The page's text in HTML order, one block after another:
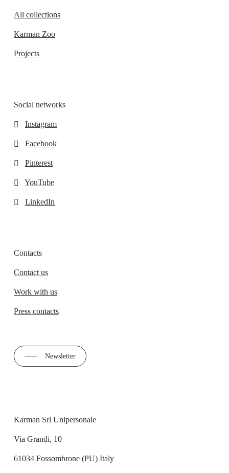
All collections
Karman Zoo
Projects
Social networks
Instagram
Facebook
Pinterest
YouTube
LinkedIn
Contacts
Contact us
Work with us
Press contacts
Newsletter
Karman Srl Unipersonale
Via Grandi, 10
61034 Fossombrone (PU) Italy